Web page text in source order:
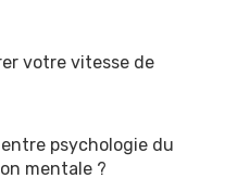
votre vitesse de
psychologie du
mentale ?